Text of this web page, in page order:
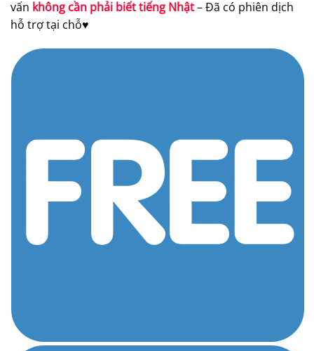
vấn không cần phải biết tiếng Nhật– Đã có phiên dịch
hỗ trợ tại chỗ♥️